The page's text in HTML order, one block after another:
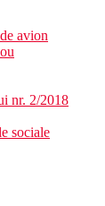
avion
nr. 2/2018
sociale